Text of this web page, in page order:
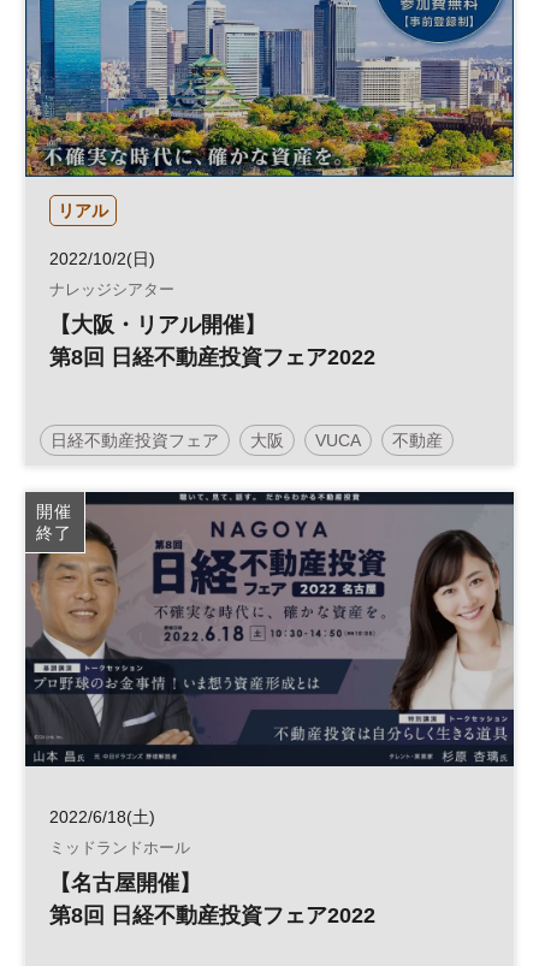
リアル
2022/10/2(日)
ナレッジシアター
【大阪・リアル開催】
第8回 日経不動産投資フェア2022
日経不動産投資フェア 大阪 VUCA 不動産
投資 人生100年 人生100年時代 参加無料
土日祝開催
開催
終了
2022/6/18(土)
ミッドランドホール
【名古屋開催】
第8回 日経不動産投資フェア2022